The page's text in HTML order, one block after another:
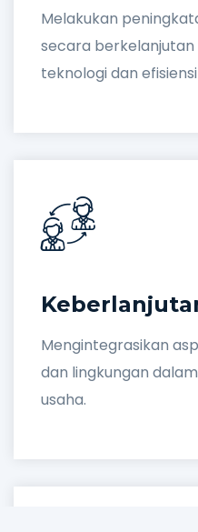
Melakukan
secara
teknologi dan
Mengintegrasikan
dan lingkungan
usaha.